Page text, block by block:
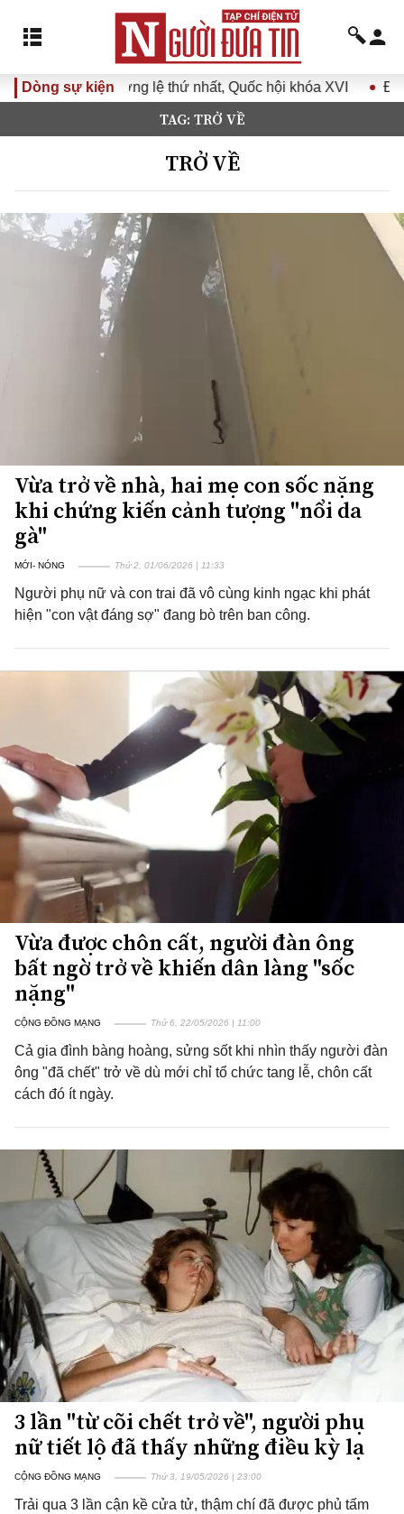
Dòng sự kiện
thứ nhất, Quốc hội khóa XVI Đưa Nghị quyết Đại hội
TAG: TRỞ VỀ
TRỞ VỀ
Vừa trở về nhà, hai mẹ con sốc nặng
khi chứng kiến cảnh tượng "nổi da
gà"
MỚI- NÓNG Thứ 2, 01/06/2026 | 11:33
Người phụ nữ và con trai đã vô cùng kinh ngạc khi phát
hiện "con vật đáng sợ" đang bò trên ban công.
Vừa được chôn cất, người đàn ông
bất ngờ trở về khiến dân làng "sốc
nặng"
CỘNG ĐỒNG MẠNG Thứ 6, 22/05/2026 | 11:00
Cả gia đình bàng hoàng, sửng sốt khi nhìn thấy người đàn
ông "đã chết" trở về dù mới chỉ tổ chức tang lễ, chôn cất
cách đó ít ngày.
3 lần "từ cõi chết trở về", người phụ
nữ tiết lộ đã thấy những điều kỳ lạ
CỘNG ĐỒNG MẠNG Thứ 3, 19/05/2026 | 23:00
Trải qua 3 lần cận kề cửa tử, thậm chí đã được phủ tấm